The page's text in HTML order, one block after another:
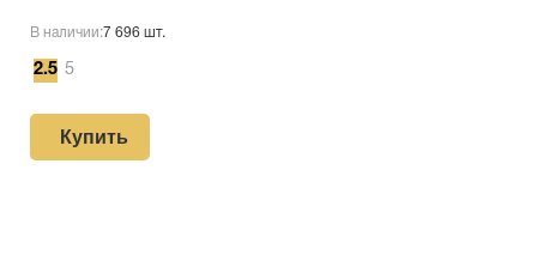
В наличии:7 696 шт.
2.5 5
Купить